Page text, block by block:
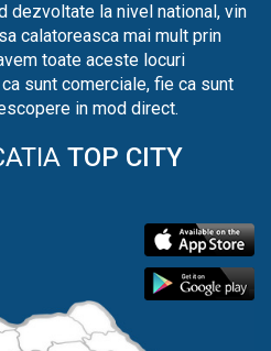
dezvoltate la nivel national, vin
calatoreasca mai mult prin
toate aceste locuri
sunt comerciale, fie ca sunt
in mod direct.
TOP CITY